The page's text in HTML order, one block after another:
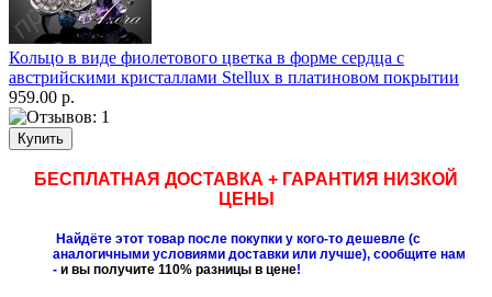
Кольцо в виде фиолетового цветка в форме сердца с
австрийскими кристаллами Stellux в платиновом покрытии
959.00 р.
БЕСПЛАТНАЯ ДОСТАВКА + ГАРАНТИЯ НИЗКОЙ
ЦЕНЫ
Найдёте этот товар после покупки у кого-то дешевле (с
аналогичными условиями доставки или лучше), сообщите нам
- и вы получите 110% разницы в цене!